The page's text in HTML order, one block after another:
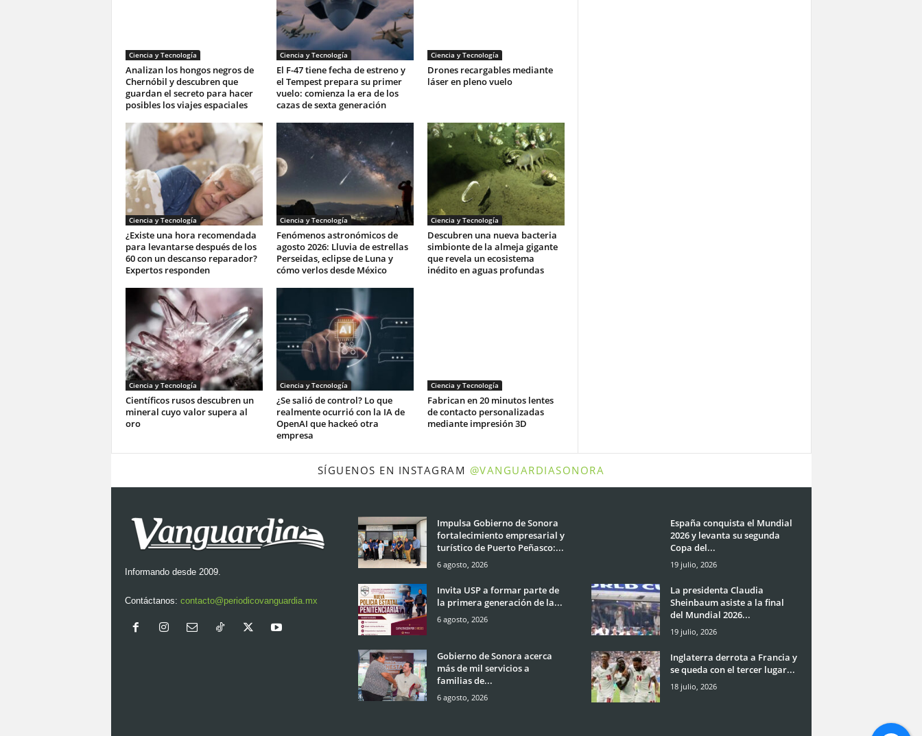
Ciencia y Tecnología
Analizan los hongos negros de
Chernóbil y descubren que
guardan el secreto para hacer
posibles los viajes espaciales
Ciencia y Tecnología
El F-47 tiene fecha de estreno y
el Tempest prepara su primer
vuelo: comienza la era de los
cazas de sexta generación
Ciencia y Tecnología
Drones recargables mediante
láser en pleno vuelo
Ciencia y Tecnología
¿Existe una hora recomendada
para levantarse después de los
60 con un descanso reparador?
Expertos responden
Ciencia y Tecnología
Fenómenos astronómicos de
agosto 2026: Lluvia de estrellas
Perseidas, eclipse de Luna y
cómo verlos desde México
Ciencia y Tecnología
Descubren una nueva bacteria
simbionte de la almeja gigante
que revela un ecosistema
inédito en aguas profundas
Ciencia y Tecnología
Científicos rusos descubren un
mineral cuyo valor supera al
oro
Ciencia y Tecnología
¿Se salió de control? Lo que
realmente ocurrió con la IA de
OpenAI que hackeó otra
empresa
Ciencia y Tecnología
Fabrican en 20 minutos lentes
de contacto personalizadas
mediante impresión 3D
SÍGUENOS EN INSTAGRAM @VANGUARDIASONORA
Informando desde 2009.
Contáctanos: contacto@periodicovanguardia.mx
Impulsa Gobierno de Sonora
fortalecimiento empresarial y
turístico de Puerto Peñasco:...
6 agosto, 2026
Invita USP a formar parte de
la primera generación de la...
6 agosto, 2026
Gobierno de Sonora acerca
más de mil servicios a
familias de...
6 agosto, 2026
España conquista el Mundial
2026 y levanta su segunda
Copa del...
19 julio, 2026
La presidenta Claudia
Sheinbaum asiste a la final
del Mundial 2026...
19 julio, 2026
Inglaterra derrota a Francia y
se queda con el tercer lugar...
18 julio, 2026